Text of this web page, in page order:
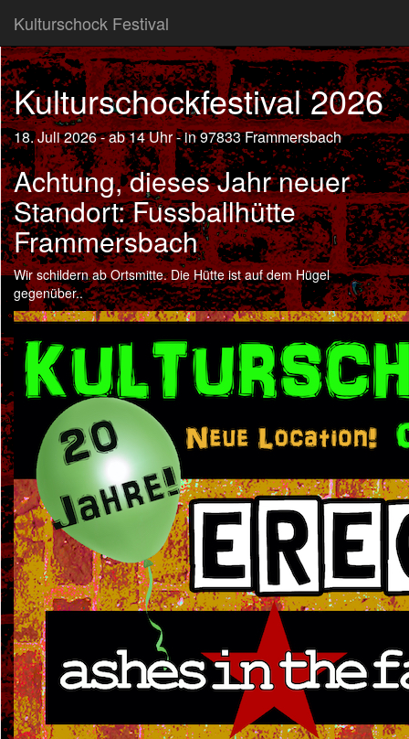
Kulturschock Festival
Kulturschockfestival 2026
18. Juli 2026 - ab 14 Uhr - in 97833 Frammersbach
Achtung, dieses Jahr neuer
Standort: Fussballhütte
Frammersbach
Wir schildern ab Ortsmitte. Die Hütte ist auf dem Hügel
gegenüber..